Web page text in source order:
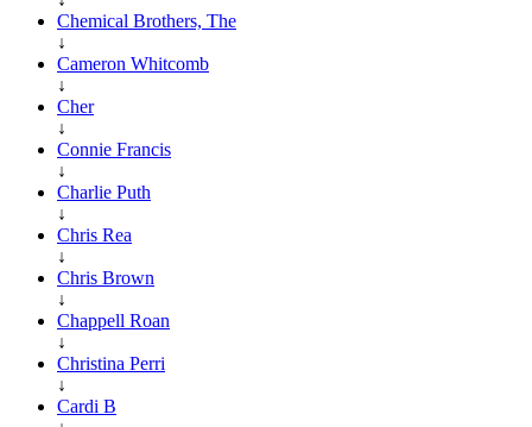
Chemical Brothers, The
↓
Cameron Whitcomb
↓
Cher
↓
Connie Francis
↓
Charlie Puth
↓
Chris Rea
↓
Chris Brown
↓
Chappell Roan
↓
Christina Perri
↓
Cardi B